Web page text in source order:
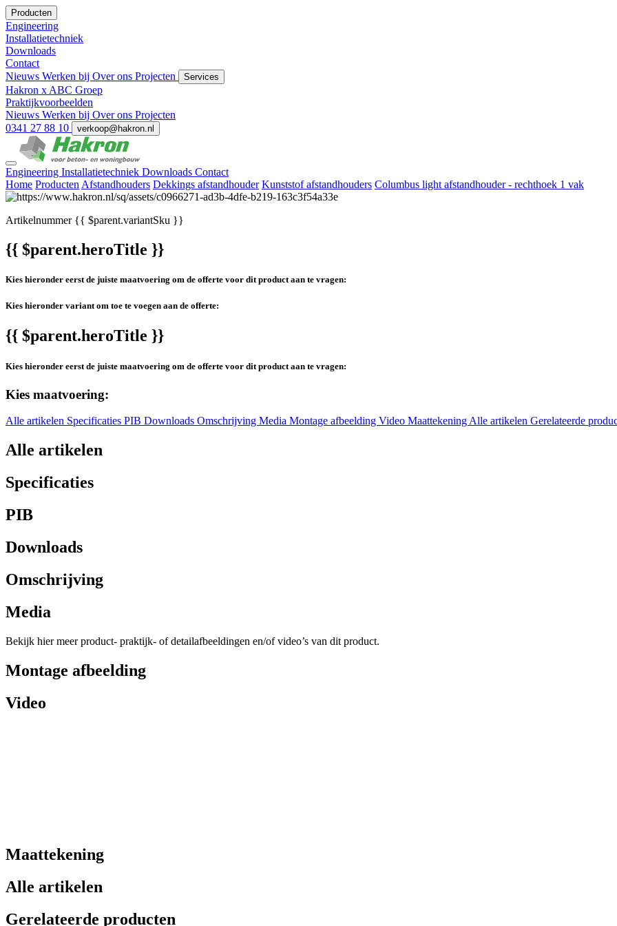
Producten
Engineering
Installatietechniek
Downloads
Contact
Nieuws Werken bij Over ons Projecten Services
Hakron x ABC Groep
Praktijkvoorbeelden
Nieuws Werken bij Over ons Projecten
0341 27 88 10
verkoop@hakron.nl
Engineering Installatietechniek Downloads Contact
Home Producten Afstandhouders Dekkings afstandhouder Kunststof afstandhouders Columbus light afstandhouder - rechthoek 1 vak
Artikelnummer{{ $parent.variantSku }}
{{ $parent.heroTitle }}
Kies hieronder eerst de juiste maatvoering om de offerte voor dit product aan te vragen:
Kies hieronder variant om toe te voegen aan de offerte:
{{ $parent.heroTitle }}
Kies hieronder eerst de juiste maatvoering om de offerte voor dit product aan te vragen:
Kies maatvoering:
Alle artikelen Specificaties PIB Downloads Omschrijving Media Montage afbeelding Video MaattekeningAlle artikelen Gerelateerde
Alle artikelen
Specificaties
PIB
Downloads
Omschrijving
Media
Bekijk hier meer product- praktijk- of detailafbeeldingen en/of video’s van dit product.
Montage afbeelding
Video
Maattekening
Alle artikelen
Gerelateerde producten